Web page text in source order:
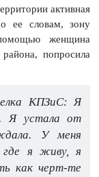
активная
ее словам, зону
женщина
попросила
КПЗиС: Я
Я устала от
У меня
где я живу, я
как черт-те